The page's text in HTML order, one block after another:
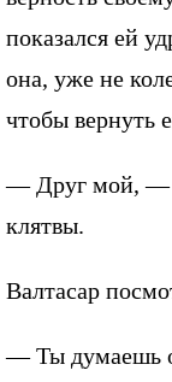
показался ей
она, уже не
чтобы вернуть
— Друг мой, —
клятвы.
Валтасар
— Ты думаешь